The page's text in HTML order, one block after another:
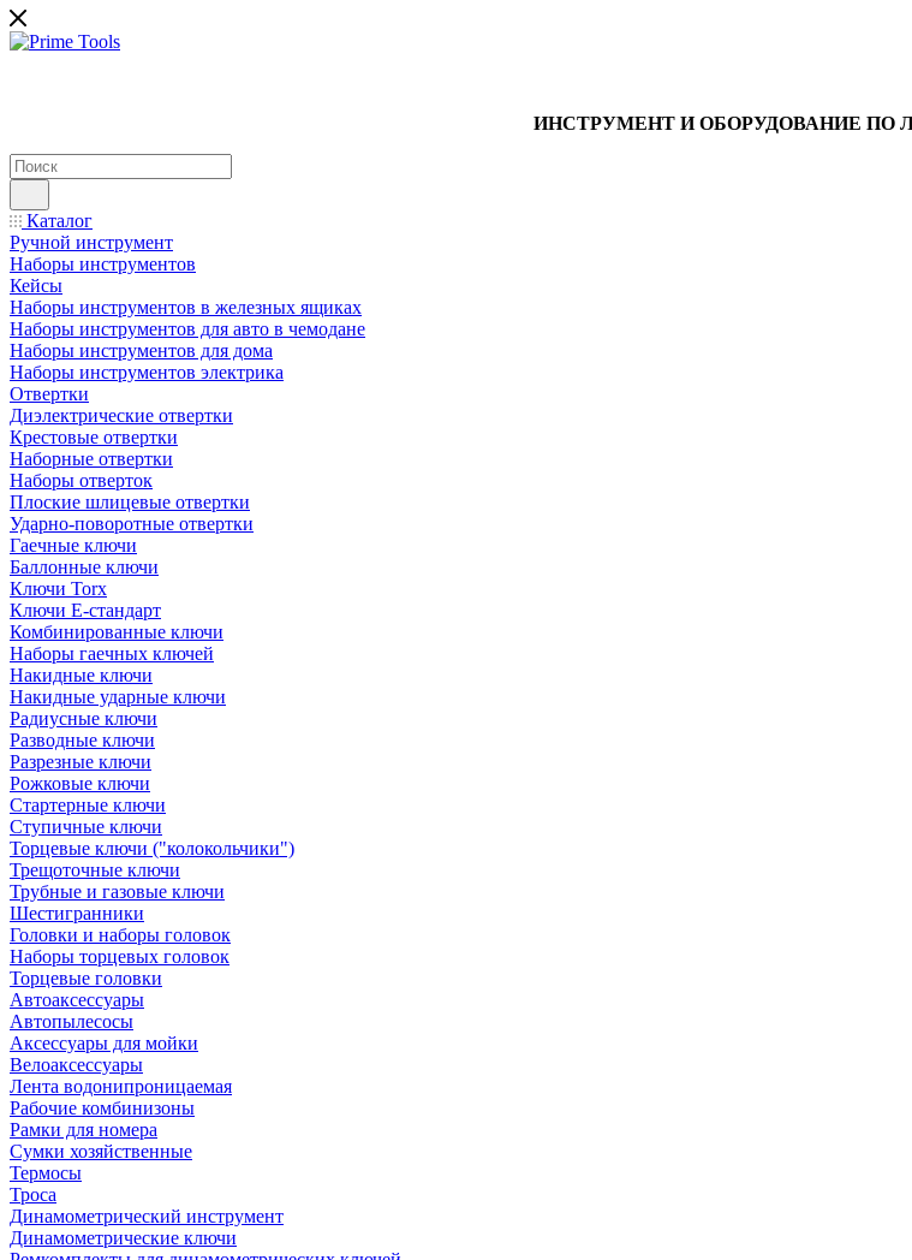
ИНСТРУМЕНТ И ОБОРУДОВАНИЕ
Каталог
Ручной инструмент
Наборы инструментов
Кейсы
Наборы инструментов в железных ящиках
Наборы инструментов для авто в чемодане
Наборы инструментов для дома
Наборы инструментов электрика
Отвертки
Диэлектрические отвертки
Крестовые отвертки
Наборные отвертки
Наборы отверток
Плоские шлицевые отвертки
Ударно-поворотные отвертки
Гаечные ключи
Баллонные ключи
Ключи Torx
Ключи Е-стандарт
Комбинированные ключи
Наборы гаечных ключей
Накидные ключи
Накидные ударные ключи
Радиусные ключи
Разводные ключи
Разрезные ключи
Рожковые ключи
Стартерные ключи
Ступичные ключи
Торцевые ключи ("колокольчики")
Трещоточные ключи
Трубные и газовые ключи
Шестигранники
Головки и наборы головок
Наборы торцевых головок
Торцевые головки
Автоаксессуары
Автопылесосы
Аксессуары для мойки
Велоаксессуары
Лента водонипроницаемая
Рабочие комбинизоны
Рамки для номера
Сумки хозяйственные
Термосы
Троса
Динамометрический инструмент
Динамометрические ключи